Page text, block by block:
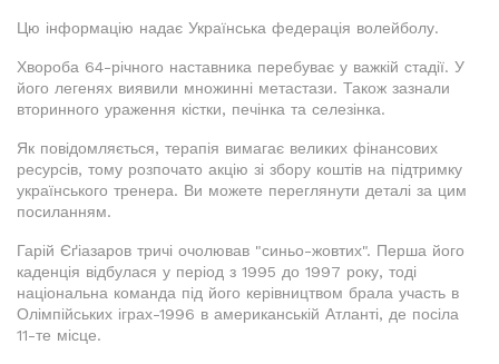
Цю інформацію надає Українська федерація волейболу.
Хвороба 64-річного наставника перебуває у важкій стадії. У
його легенях виявили множинні метастази. Також зазнали
вторинного ураження кістки, печінка та селезінка.
Як повідомляється, терапія вимагає великих фінансових
ресурсів, тому розпочато акцію зі збору коштів на підтримку
українського тренера. Ви можете переглянути деталі за цим
посиланням.
Гарій Єґіазаров тричі очолював "синьо-жовтих". Перша його
каденція відбулася у період з 1995 до 1997 року, тоді
національна команда під його керівництвом брала участь в
Олімпійських іграх-1996 в американській Атланті, де посіла
11-те місце.